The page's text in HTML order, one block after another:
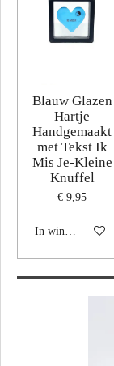
Blauw Glazen
Hartje
Handgemaakt
met Tekst Ik
Mis Je-Kleine
Knuffel
€ 9,95
In winkelwagen